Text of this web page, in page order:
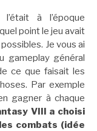
l’était à l’époque
point le jeu avait
Je vous ai
gameplay général
ce que faisait les
Par exemple
gagner à chaque
VIII a choisi
combats (idée